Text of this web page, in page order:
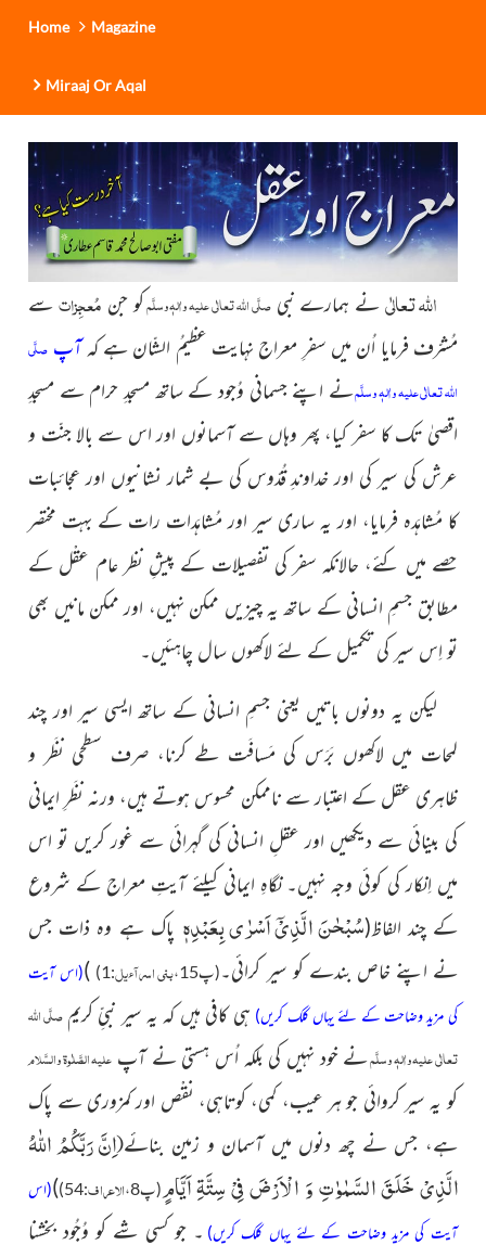
Home Magazine
Miraaj Or Aqal
اللّٰہ تعالٰینے ہمارے نبیصلَّی اللہ تعالٰی علیہ واٰلہٖ وسلَّمکو جن مُعجِزاتسے
مُشرّف فرمایا اُن میں سفرِ معراج نہایت عظیمُ الشّان ہے کہآپ صلَّی
اللہ تعالٰی علیہ واٰلہٖ وسلَّمنے اپنے جسمانی وُجود کےساتھ مسجدِ حرام سے مسجدِ
اقصیٰ تک کا سفر کیا، پھر وہاں سے آسمانوں اور اس سے بالا جنّت و
عرش کی سیر کی اور خداوندِ قُدّوس کی بے شمار نشانیوں اور عجائبات
کا مُشاہَدہ فرمایا، اور یہ ساری سیر اور مُشاہَدات رات کے بہت مختصر
حصے میں کئے، حالانکہ سفر کی تفصیلات کے پیشِ نظر عام عقْل کے
مطابق جسمِ انسانی کے ساتھ یہ چیزیں ممکن نہیں، اور ممکن مانیں بھی
تو اِس سیر کی تکمیل کے لئے لاکھوں سال چاہئیں۔
لیکن یہ دونوں باتیں یعنی جسمِ انسانی کے ساتھ ایسی سیر اور چند
لمحات میں لاکھوں بَرَس کی مَسافَت طے کرنا، صرف سطحی نظَر و
ظاہری عقل کے اعتبار سے ناممکن محسوس ہوتے ہیں، ورنہ نظَرِ ایمانی
کی بینائی سے دیکھیں اور عقلِ انسانی کی گہرائی سے غور کریں تو اس
میں اِنکار کی کوئی وجہ نہیں۔ نگاہِ ایمانی کیلئے آیتِ معراج کے شروع
کےچند الفاظ(سُبْحٰنَ الَّذِیْۤ اَسْرٰى بِعَبْدِهٖ پاک ہے وہ ذات جس
نے اپنے خاص بندے کو سیر کرائی۔(پ15، بنی اسرآءیل:1)
)(اس آیت
کی مزید وضاحت کے لئے یہاں کلک کریں) ہی کافی ہیں کہ یہ سیر نبیِّ کریمصلَّی اللہ
تعالٰیعلیہ واٰلہٖ وسلَّمنے خود نہیں کی بلکہ اُس ہستی نے آپ علیہ الصَّلٰوۃ والسَّلام
کو یہ سیر کروائی جو ہر عیب، کمی، کوتاہی، نقْص اور کمزوری سے پاک
ہے، جس نے چھ دنوں میں آسمان و زمین بنائے(اِنَّ رَبَّكُمُ اللّٰهُ
الَّذِیْ خَلَقَ السَّمٰوٰتِ وَ الْاَرْضَ فِیْ سِتَّةِ اَیَّامٍ(پ8، الاعراف:54)
)(اس
آیت کی مزید وضاحت کے لئے یہاں کلک کریں) ۔ جو کسی شے کو وُجُود بخشنا